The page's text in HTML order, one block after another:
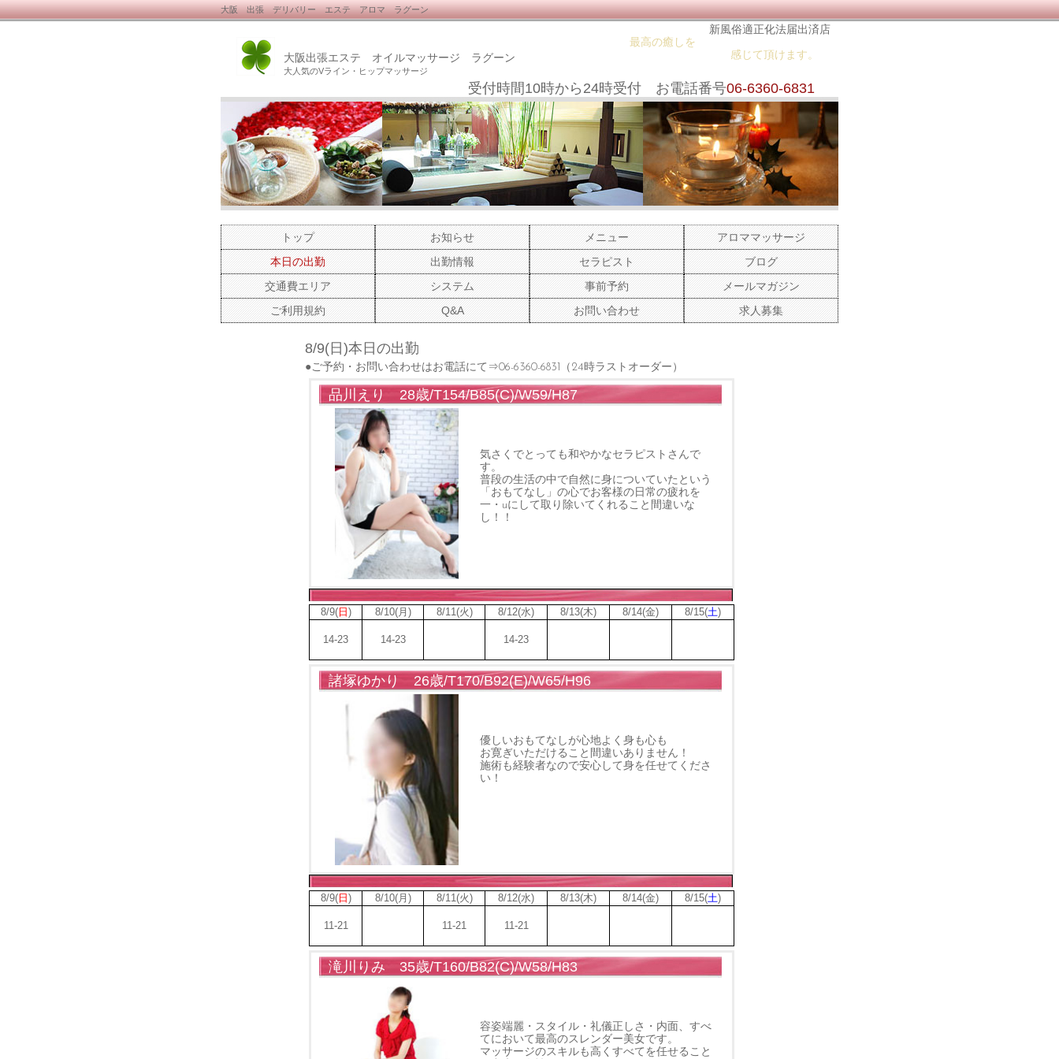
大阪 出張 デリバリー エステ アロマ ラグーン
新風俗適正化法届出済店
大阪出張エステ オイルマッサージ ラグーン
大人気のVライン・ヒップマッサージ
最高の癒しを
感じて頂けます。
受付時間10時から24時受付 お電話番号06-6360-6831
トップ お知らせ メニュー
アロママッサージ
本日の出勤
出勤情報 セラピスト
ブログ
交通費エリア
システム 事前予約
メールマガジン
ご利用規約
Q&A お問い合わせ 求人募集
8/9(日)本日の出勤
●ご予約・お問い合わせはお電話にて⇒06-6360-6831（24時ラストオーダー）
品川えり 28歳/T154/B85(C)/W59/H87
気さくでとっても和やかなセラピストさんで
す。
普段の生活の中で自然に身についていたという
「おもてなし」の心でお客様の日常の疲れを
一・uにして取り除いてくれること間違いな
し！！
8/9(日 ) 8/10(月) 8/11(火) 8/12(水) 8/13(木) 8/14(金) 8/15(土)
14-23 14-23 14-23
諸塚ゆかり 26歳/T170/B92(E)/W65/H96
優しいおもてなしが心地よく身も心も
お寛ぎいただけること間違いありません！
施術も経験者なので安心して身を任せてくださ
い！
8/9(日) 8/10(月) 8/11(火) 8/12(水) 8/13(木) 8/14(金) 8/15(土)
11-21 11-21 11-21
滝川りみ 35歳/T160/B82(C)/W58/H83
容姿端麗・スタイル・礼儀正しさ・内面、すべ
てにおいて最高のスレンダー美女です。
マッサージのスキルも高くすべてを任せること